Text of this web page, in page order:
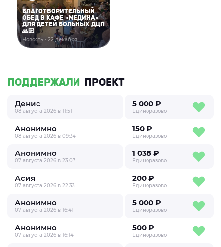
БЛАГОТВОРИТЕЛЬНЫЙ
ОБЕД В КАФЕ «МЕДИНА»
ДЛЯ ДЕТЕЙ БОЛЬНЫХ ДЦП
🙏🏻
Новость · 22 декабря
ПОДДЕРЖАЛИ ПРОЕКТ
Денис
08 августа 2026 в 11:51
5 000 ₽
Единоразово
Анонимно
08 августа 2026 в 09:34
150 ₽
Единоразово
Анонимно
07 августа 2026 в 23:07
1 038 ₽
Единоразово
Асия
07 августа 2026 в 22:33
200 ₽
Единоразово
Анонимно
07 августа 2026 в 16:41
5 000 ₽
Единоразово
Анонимно
07 августа 2026 в 16:14
500 ₽
Единоразово